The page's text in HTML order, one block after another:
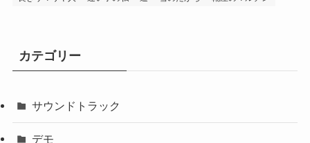
カテゴリー
サウンドトラック
デモ